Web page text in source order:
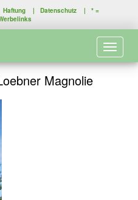
Haftung | Datenschutz | * =
Magnolie